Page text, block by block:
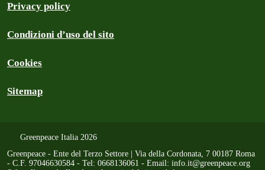
Privacy policy
Condizioni d’uso del sito
Cookies
Sitemap
Greenpeace Italia 2026
Greenpeace - Ente del Terzo Settore | Via della Cordonata, 7 00187 Roma
- C.F. 97046630584 - Tel: 0668136061 - Email: info.it@greenpeace.org